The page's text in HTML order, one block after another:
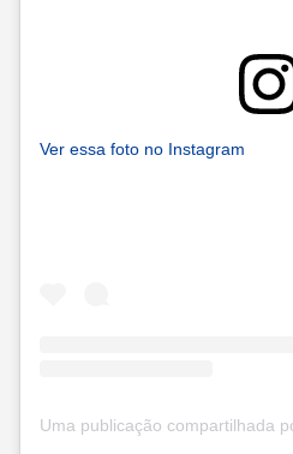
Ver essa foto no Instagram